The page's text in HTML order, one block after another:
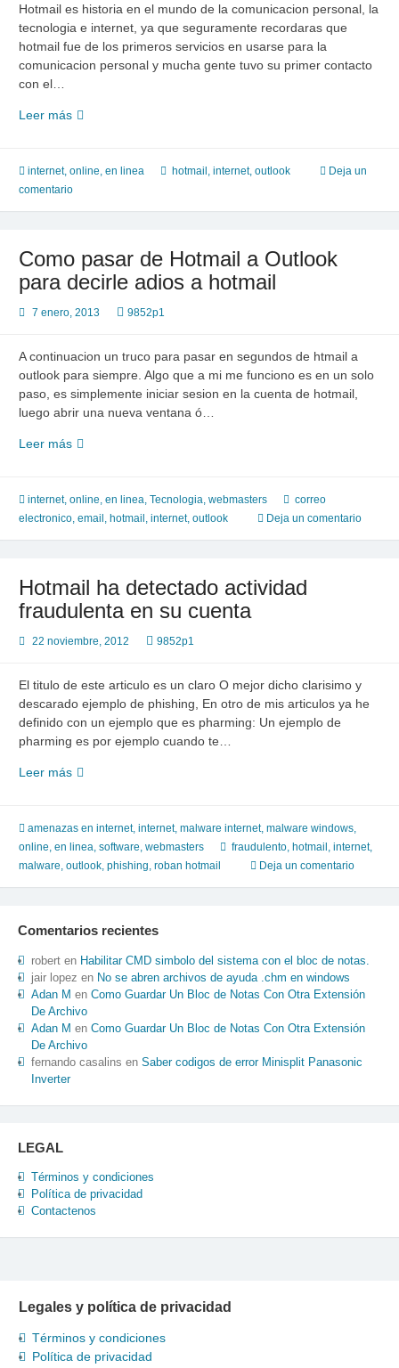
Hotmail es historia en el mundo de la comunicacion personal, la
tecnologia e internet, ya que seguramente recordaras que
hotmail fue de los primeros servicios en usarse para la
comunicacion personal y mucha gente tuvo su primer contacto
con el…
Leer másHotmail
de
la
Tecnologia
internet, online, en linea hotmail , internet, outlook
Deja un
comentario
Como pasar de Hotmail a Outlook
para decirle adios a hotmail
7 enero, 2013 9852p1
A continuacion un truco para pasar en segundos de htmail a
outlook para siempre. Algo que a mi me funciono es en un solo
paso, es simplemente iniciar sesion en la cuenta de hotmail,
luego abrir una nueva ventana ó…
Leer másComo
Hotmail
a
Outlook
adios
a
internet, online, en linea, Tecnologia, webmasters
correo
electronico, email , hotmail , internet, outlook Deja un comentario
Hotmail ha detectado actividad
fraudulenta en su cuenta
22 noviembre, 2012 9852p1
El titulo de este articulo es un claro O mejor dicho clarisimo y
descarado ejemplo de phishing, En otro de mis articulos ya he
definido con un ejemplo que es pharming: Un ejemplo de
pharming es por ejemplo cuando te…
Leer másHotmail
actividad
fraudulenta
en
su
amenazas en internet, internet, malware internet, malware windows,
online, en linea, software, webmasters fraudulento, hotmail , internet,
malware, outlook, phishing, roban hotmail Deja un comentario
Comentarios recientes
roberten Habilitar CMD simbolo del sistema con el bloc de notas.
jair lopez en No se abren archivos de ayuda .chm en windows
Adan M en Como Guardar Un Bloc de Notas Con Otra Extensión
De Archivo
Adan M en Como Guardar Un Bloc de Notas Con Otra Extensión
De Archivo
fernando casalins en Saber codigos de error Minisplit Panasonic
Inverter
LEGAL
Términos y condiciones
Política de privacidad
Contactenos
Legales y política de privacidad
Términos y condiciones
Política de privacidad